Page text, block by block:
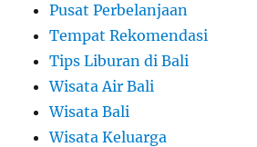
Pusat Perbelanjaan
Tempat Rekomendasi
Tips Liburan di Bali
Wisata Air Bali
Wisata Bali
Wisata Keluarga